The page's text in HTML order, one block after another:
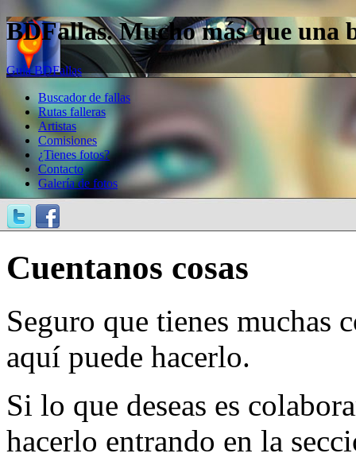
BDFallas. Mucho más que una
Guía BDFallas
Buscador de fallas
Rutas falleras
Artistas
Comisiones
¿Tienes fotos?
Contacto
Galería de fotos
Cuentanos cosas
Seguro que tienes muchas
aquí puede hacerlo.
Si lo que deseas es
hacerlo entrando en la